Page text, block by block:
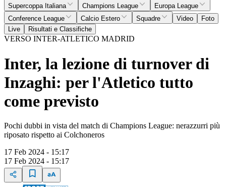
Supercoppa Italiana
Champions League
Europa League
Conference League
Calcio Estero Squadre Video
Foto
Live
Risultati e Classifiche
VERSO INTER-ATLETICO MADRID
Inter, la lezione di turnover di
Inzaghi: per l'Atletico tutto
come previsto
Pochi dubbi in vista del match di Champions League: nerazzurri più
riposato rispetto ai Colchoneros
17 Feb 2024 - 15:17
17 Feb 2024 - 15:17